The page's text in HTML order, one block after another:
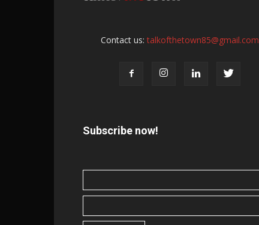
Contact us:talkofthetown85@gmail.com
Subscribe now!